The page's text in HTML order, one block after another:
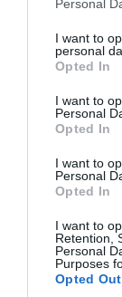
not limited to
grant or deny
use your data
consent section.
Personal
I want to
personal
Opted In
I want to
Personal
Opted In
I want to
Personal
Opted In
I want to
Retention,
Personal
Purposes
Opted Out
06.08.2026 |
Ρώσου
MiG-29 σε